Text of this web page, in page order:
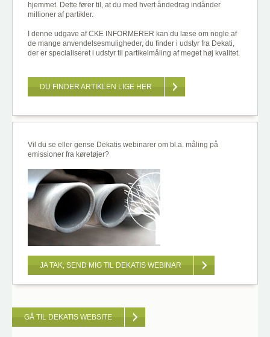
hjemmet. Dette fører til, at du med hvert åndedrag indånder
millioner af partikler.
I denne udgave af CKE INFORMERER kan du læse om nogle af
de mange anvendelsesmuligheder, du finder i udstyr fra Dekati,
der er specialiseret i udstyr til partikelmåling af meget høj kvalitet.
DU FINDER ARTIKLEN LIGE HER
Vil du se eller gense Dekatis webinarer om bl.a. måling på
emissioner fra køretøjer?
JA TAK, SEND MIG TIL DEKATIS WEBINAR
GÅ TIL DEKATIS WEBSITE